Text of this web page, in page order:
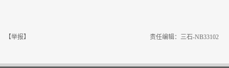
【举报】 责任编辑：三石-NB33102